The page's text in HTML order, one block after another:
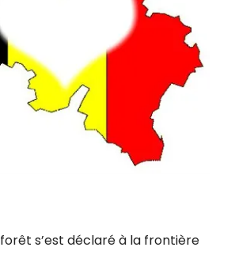
s’est déclaré à la frontière